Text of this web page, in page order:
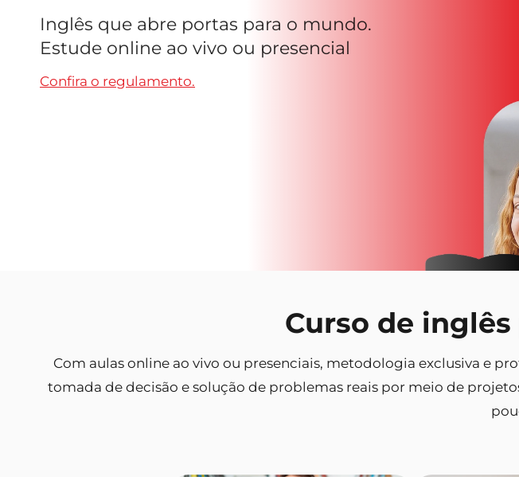
Inglês que abre portas para o mundo.
Estude online ao vivo ou presencial
Confira o regulamento.
Curso de
Com aulas online ao vivo ou presenciais, metodologia exclusiva e
tomada de decisão e solução de problemas reais por meio de